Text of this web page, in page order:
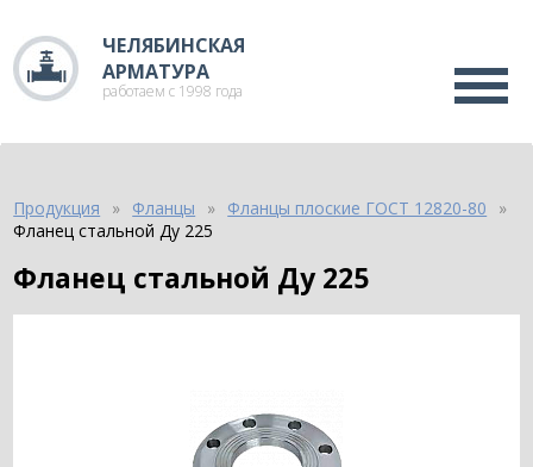
ЧЕЛЯБИНСКАЯ
АРМАТУРА
работаем с 1998 года
Продукция Фланцы
Фланцы плоские ГОСТ 12820-80
Фланец стальной Ду 225
Фланец стальной Ду 225